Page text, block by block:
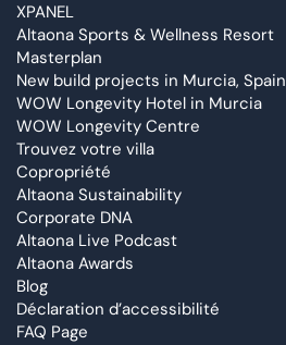
XPANEL
Altaona Sports & Wellness Resort
Masterplan
New build projects in Murcia, Spain
WOW Longevity Hotel in Murcia
WOW Longevity Centre
Trouvez votre villa
Copropriété
Altaona Sustainability
Corporate DNA
Altaona Live Podcast
Altaona Awards
Blog
Déclaration d’accessibilité
FAQ Page